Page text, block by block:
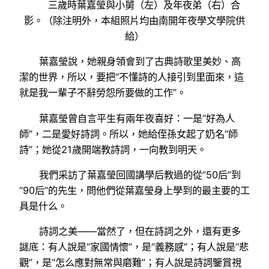
三歲時葉嘉瑩與小舅（左）及年夜弟（右）合
影。（除注明外，本組照片均由南開年夜學文學院供
給）
葉嘉瑩說，她親身領會到了古典詩歌里美妙、高
潔的世界，所以，要把“不懂詩的人接引到里面來，這
就是我一輩子不辭勞怨所要做的工作”。
葉嘉瑩曾自言平生有兩年夜喜好：一是“好為人
師”，二是愛好詩詞。所以，她給侄孫女起了奶名“師
詩”；她從21歲開端教詩詞，一向教到明天。
我們采訪了葉嘉瑩回國講學后教過的從“50后”到
“90后”的先生，問他們從葉嘉瑩身上學到的最主要的工
具是什么。
詩詞之美——當然了，但在詩詞之外，還有更多
謎底：有人說是“家國情懷”，是“義務感”；有人說是“悲
觀”，是“怎么應對無常與磨難”；有人說是詩詞鑒賞視